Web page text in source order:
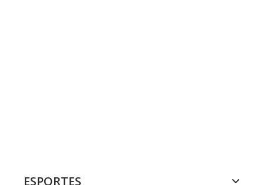
ESPORTES